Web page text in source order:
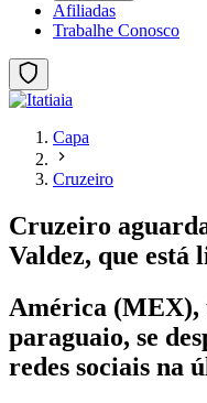
Afiliadas
Trabalhe Conosco
Capa
Cruzeiro
Cruzeiro
Valdez, que está
América (MEX),
paraguaio, se
redes sociais na